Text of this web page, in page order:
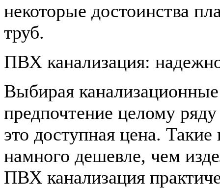
некоторые достоинства
труб.
ПВХ канализация:
Выбирая
предпочтение целому
это доступная цена.
намного дешевле, чем
ПВХ канализация